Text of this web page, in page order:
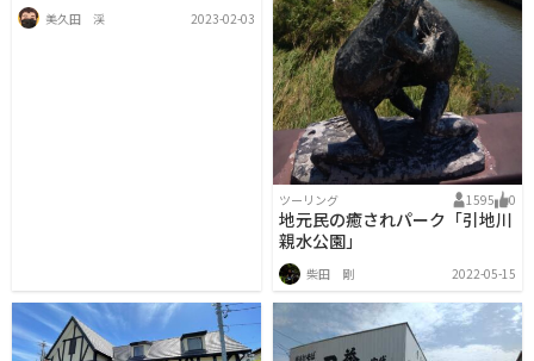
美久田 渓 2023-02-03
ツーリング 1595 0
地元民の癒されパーク「引地川
親水公園」
柴田 剛 2022-05-15